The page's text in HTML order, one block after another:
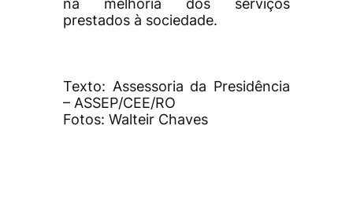
na melhoria dos serviços
prestados à sociedade.
Texto: Assessoria da Presidência
– ASSEP/CEE/RO
Fotos: Walteir Chaves